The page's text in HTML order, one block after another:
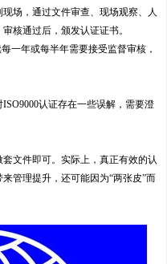
场，通过文件审查、现场观察、人
核通过后，颁发认证证书。
一年或每半年需要接受监督审核，
认证存在一些误解，需要澄
文件即可。实际上，真正有效的认
管理提升，还可能因为“两张皮”而